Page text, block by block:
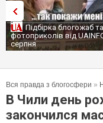
Підбірка блогожаб та
фотоприколів від
серпня
Вся правда з блогосфери »
В Чили день
закончился